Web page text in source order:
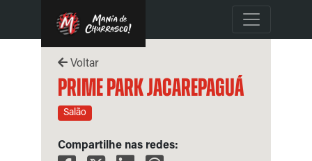
Voltar
Prime Park Jacarepaguá
Salão
Compartilhe nas redes: